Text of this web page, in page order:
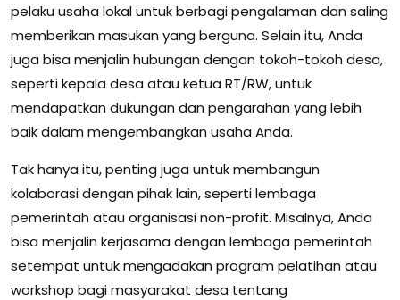
pelaku usaha lokal untuk berbagi pengalaman dan saling
memberikan masukan yang berguna. Selain itu, Anda
juga bisa menjalin hubungan dengan tokoh-tokoh desa,
seperti kepala desa atau ketua RT/RW, untuk
mendapatkan dukungan dan pengarahan yang lebih
baik dalam mengembangkan usaha Anda.
Tak hanya itu, penting juga untuk membangun
kolaborasi dengan pihak lain, seperti lembaga
pemerintah atau organisasi non-profit. Misalnya, Anda
bisa menjalin kerjasama dengan lembaga pemerintah
setempat untuk mengadakan program pelatihan atau
workshop bagi masyarakat desa tentang